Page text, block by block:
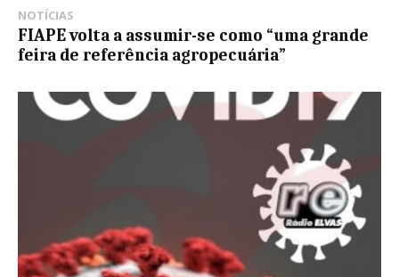
NOTÍCIAS
FIAPE volta a assumir-se como “uma grande
feira de referência agropecuária”